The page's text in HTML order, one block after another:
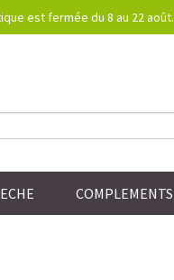
est fermée du 8 au 22